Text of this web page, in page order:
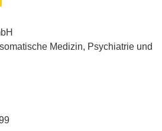
Medizin, Psychiatrie und